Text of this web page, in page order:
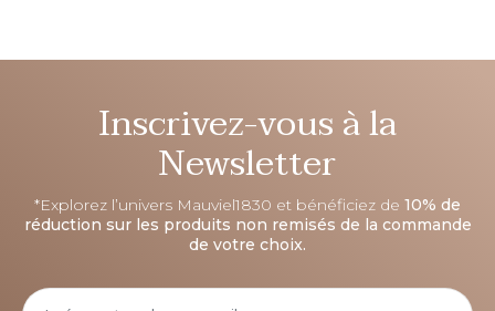
Inscrivez-vous à la
Newsletter
*Explorez l’univers Mauviel1830 et bénéficiez de 10% de
réduction sur les produits non remisés de la commande
de votre choix.